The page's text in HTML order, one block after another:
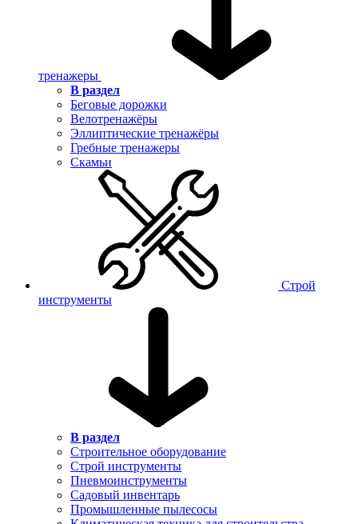
тренажеры
В раздел
Беговые дорожки
Велотренажёры
Эллиптические тренажёры
Гребные тренажеры
Скамьи
Строй
инструменты
В раздел
Строительное оборудование
Строй инструменты
Пневмоинструменты
Садовый инвентарь
Промышленные пылесосы